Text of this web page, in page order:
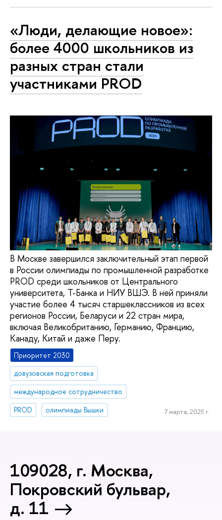
«Люди, делающие новое»:
более 4000 школьников из
разных стран стали
участниками PROD
В Москве завершился заключительный этап первой
в России олимпиады по промышленной разработке
PROD среди школьников от Центрального
университета, Т-Банка и НИУ ВШЭ. В ней приняли
участие более 4 тысяч старшеклассников из всех
регионов России, Беларуси и 22 стран мира,
включая Великобританию, Германию, Францию,
Канаду, Китай и даже Перу.
Приоритет 2030
довузовская подготовка
международное сотрудничество
PROD
олимпиады Вышки 7 марта, 2025 г.
109028, г. Москва,
Покровский бульвар,
д. 11